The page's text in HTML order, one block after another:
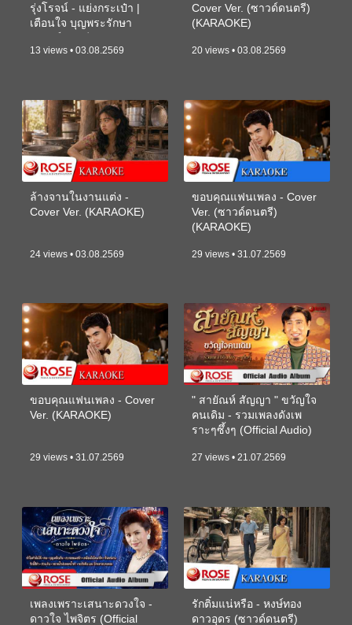
รุ่งโรจน์ - แย่งกระเป๋า |
เตือนใจ บุญพระรักษา
13 views • 03.08.2569
Cover Ver. (ซาวด์ดนตรี)
(KARAOKE)
20 views • 03.08.2569
ล้างจานในงานแต่ง -
Cover Ver. (KARAOKE)
24 views • 03.08.2569
ขอบคุณแฟนเพลง - Cover
Ver. (ซาวด์ดนตรี)
(KARAOKE)
29 views • 31.07.2569
ขอบคุณแฟนเพลง - Cover
Ver. (KARAOKE)
29 views • 31.07.2569
" สายัณห์ สัญญา " ขวัญใจ
คนเดิม - รวมเพลงดังเพ
ราะๆซึ้งๆ (Official Audio)
27 views • 21.07.2569
เพลงเพราะเสนาะดวงใจ -
ดาวใจ ไพจิตร (Official
รักติ๋มแน่หรือ - หงษ์ทอง
ดาวอุดร (ซาวด์ดนตรี)